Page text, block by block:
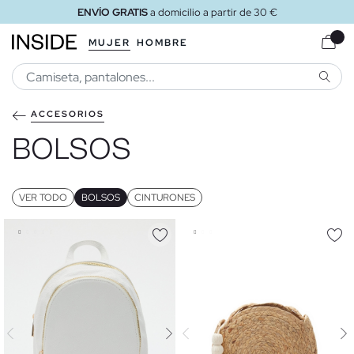
ENVÍO GRATISa domicilio a partir de 30 €
MUJER HOMBRE
ACCESORIOS
BOLSOS
VER TODO BOLSOS CINTURONES